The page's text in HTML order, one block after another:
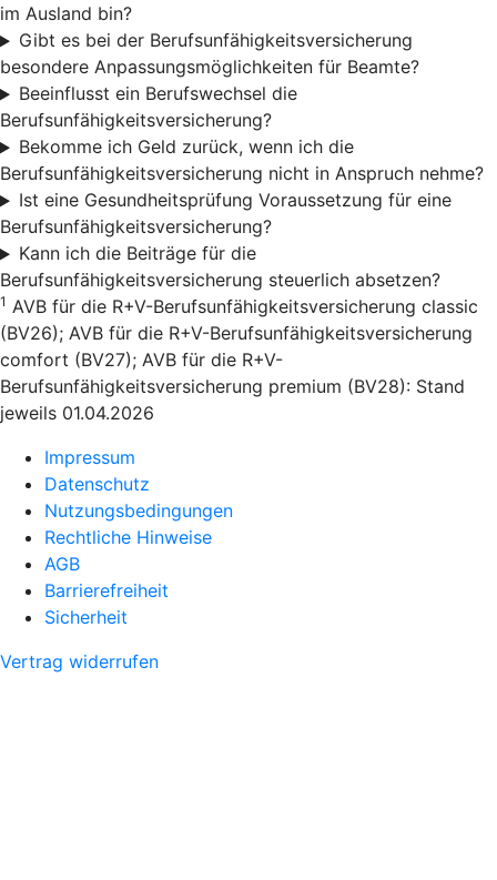
im Ausland bin?
Gibt es bei der Berufsunfähigkeitsversicherung
besondere Anpassungsmöglichkeiten für Beamte?
Beeinflusst ein Berufswechsel die
Berufsunfähigkeitsversicherung?
Bekomme ich Geld zurück, wenn ich die
Berufsunfähigkeitsversicherung nicht in Anspruch nehme?
Ist eine Gesundheitsprüfung Voraussetzung für eine
Berufsunfähigkeitsversicherung?
Kann ich die Beiträge für die
Berufsunfähigkeitsversicherung steuerlich absetzen?
1 AVB für die R+V-Berufsunfähigkeitsversicherung classic
(BV26); AVB für die R+V-Berufsunfähigkeitsversicherung
comfort (BV27); AVB für die R+V-
Berufsunfähigkeitsversicherung premium (BV28): Stand
jeweils 01.04.2026
Impressum
Datenschutz
Nutzungsbedingungen
Rechtliche Hinweise
AGB
Barrierefreiheit
Sicherheit
Vertrag widerrufen